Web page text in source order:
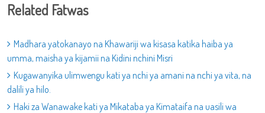
Related Fatwas
Madhara yatokanayo na Khawariji wa kisasa katika haiba ya
umma, maisha ya kijamii na Kidini nchini Misri
Kugawanyika ulimwengu kati ya nchi ya amani na nchi ya vita, na
dalili ya hilo.
Haki za Wanawake kati ya Mikataba ya Kimataifa na uasili wa